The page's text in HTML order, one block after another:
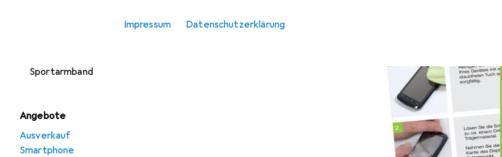
Impressum Datenschutzerklärung
Sportarmband
Angebote
Ausverkauf
Smartphone